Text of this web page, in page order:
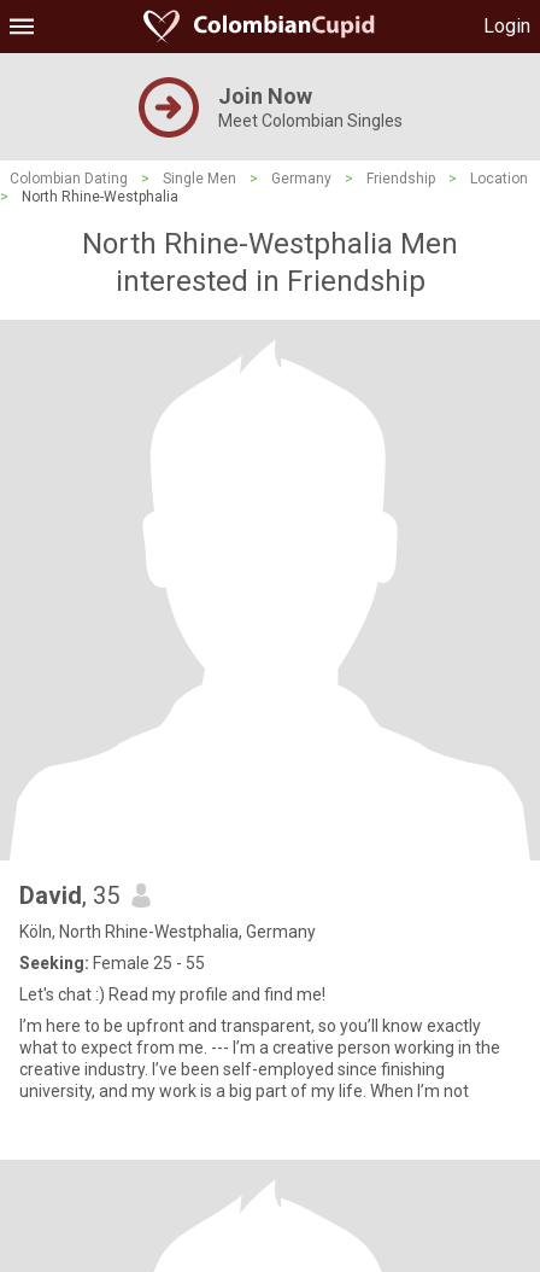
Login
Join Now
Meet Colombian Singles
Colombian Dating > Single Men > Germany > Friendship >
Location
>
North Rhine-Westphalia
North Rhine-Westphalia Men
interested in Friendship
David, 35
Köln, North Rhine-Westphalia, Germany
Seeking: Female 25 - 55
Let's chat :) Read my profile and find me!
I’m here to be upfront and transparent, so you’ll know exactly
what to expect from me. --- I’m a creative person working in the
creative industry. I’ve been self-employed since finishing
university, and my work is a big part of my life. When I’m not